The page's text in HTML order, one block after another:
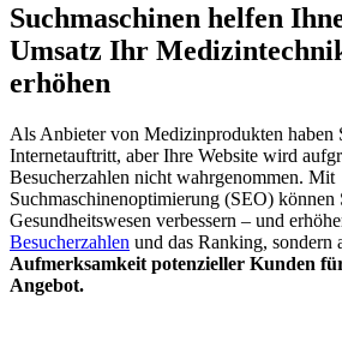
Suchmaschinen helfen
Umsatz Ihr
erhöhen
Als Anbieter von Medizinprodukten haben
Internetauftritt, aber Ihre Website wird
Besucherzahlen nicht wahrgenommen. Mit
Suchmaschinenoptimierung (SEO)
Gesundheitswesen verbessern – und
Besucherzahlen und das Ranking, sondern
Aufmerksamkeit potenzieller Kunden
Angebot.